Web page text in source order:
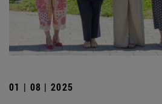
01 | 08 | 2025